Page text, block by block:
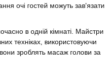
очі гостей можуть зав'язати
в одній кімнаті. Майстри
техніках, використовуючи
зроблять масаж голови за